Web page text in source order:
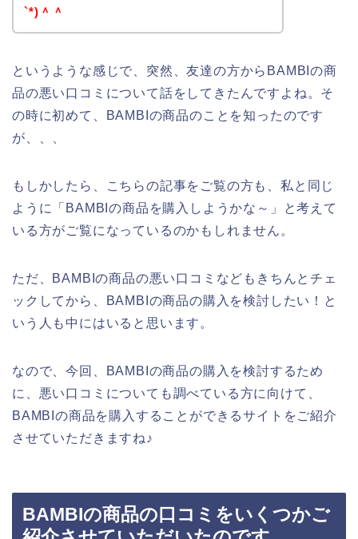
`*)＾＾
というような感じで、突然、友達の方からBAMBIの商
品の悪い口コミについて話をしてきたんですよね。そ
の時に初めて、BAMBIの商品のことを知ったのです
が、、、
もしかしたら、こちらの記事をご覧の方も、私と同じ
ように「BAMBIの商品を購入しようかな～」と考えて
いる方がご覧になっているのかもしれません。
ただ、BAMBIの商品の悪い口コミなどもきちんとチェ
ックしてから、BAMBIの商品の購入を検討したい！と
いう人も中にはいると思います。
なので、今回、BAMBIの商品の購入を検討するため
に、悪い口コミについても調べている方に向けて、
BAMBIの商品を購入することができるサイトをご紹介
させていただきますね♪
BAMBIの商品の口コミをいくつかご